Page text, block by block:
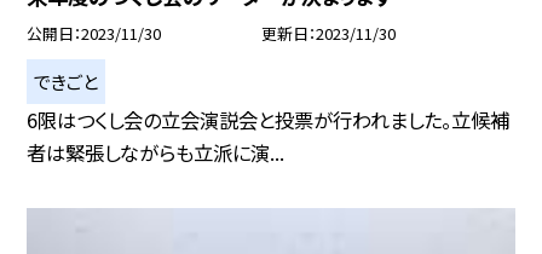
公開日 2023/11/30 更新日 2023/11/30
できごと
6限はつくし会の立会演説会と投票が行われました。立候補
者は緊張しながらも立派に演...